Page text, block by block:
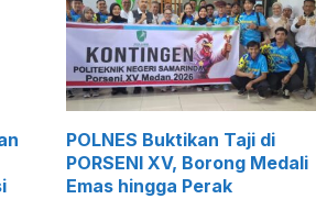
POLNES Buktikan Taji di
PORSENI XV, Borong Medali
Emas hingga Perak